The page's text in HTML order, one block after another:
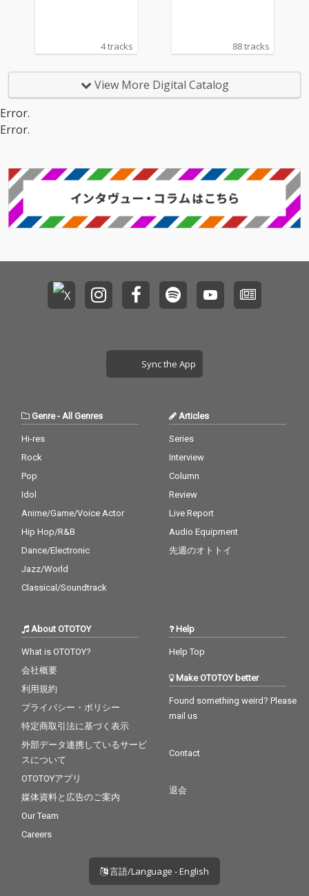
しているギターは、Ga
しているギターは、Ga
ます。
4 tracks 88 tracks
View More Digital Catalog
Error.
Error.
Sync the App
Genre- All Genres
Hi-res
Rock
Pop
Idol
Anime/Game/Voice Actor
Hip Hop/R&B
Dance/Electronic
Jazz/World
Classical/Soundtrack
Articles
Series
Interview
Column
Review
Live Report
Audio Equipment
先週のオトトイ
About OTOTOY
What is OTOTOY?
会社概要
利用規約
プライバシー・ポリシー
特定商取引法に基づく表示
外部データ連携しているサービ
スについて
OTOTOYアプリ
媒体資料と広告のご案内
Our Team
Careers
Help
Help Top
Make OTOTOY better
Found something weird? Please
mail us
Contact
退会
言語/Language - English